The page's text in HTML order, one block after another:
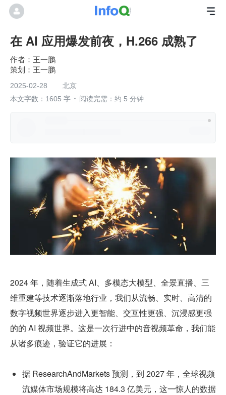
在 AI 应用爆发前夜，H.266 成熟了
王一鹏
王一鹏
2025-02-28
北京
本文字数：1605 字
阅读完需：约 5 分钟
2024 年，随着生成式 AI、多模态大模型、全景直播、三
维重建等技术逐渐落地行业，我们从流畅、实时、高清的
数字视频世界逐步进入更智能、交互性更强、沉浸感更强
的的 AI 视频世界。这是一次行进中的音视频革命，我们能
从诸多痕迹，验证它的进展：
据 ResearchAndMarkets 预测，到 2027 年，全球视频
流媒体市场规模将高达 184.3 亿美元，这一惊人的数据